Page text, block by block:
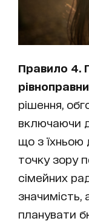
Правило 4.
рішення,
включаючи
що з їхньою
точку зору
сімейних
значимість,
планувати